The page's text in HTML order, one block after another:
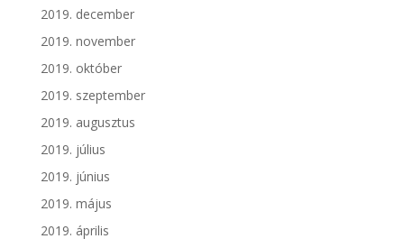
2019. december
2019. november
2019. október
2019. szeptember
2019. augusztus
2019. július
2019. június
2019. május
2019. április